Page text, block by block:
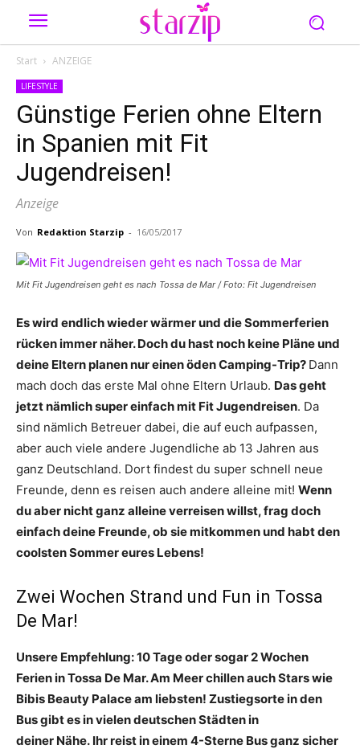
Start ANZEIGE
LIFESTYLE
Günstige Ferien ohne Eltern
in Spanien mit Fit
Jugendreisen!
Anzeige
Von Redaktion Starzip - 16/05/2017
Mit Fit Jugendreisen geht es nach Tossa de Mar / Foto: Fit Jugendreisen
Es wird endlich wieder wärmer und die Sommerferien
rücken immer näher. Doch du hast noch keine Pläne und
deine Eltern planen nur einen öden Camping-Trip? Dann
mach doch das erste Mal ohne Eltern Urlaub. Das geht
jetzt nämlich super einfach mit Fit Jugendreisen. Da
sind nämlich Betreuer dabei, die auf euch aufpassen,
aber auch viele andere Jugendliche ab 13 Jahren aus
ganz Deutschland. Dort findest du super schnell neue
Freunde, denn es reisen auch andere alleine mit! Wenn
du aber nicht ganz alleine verreisen willst, frag doch
einfach deine Freunde, ob sie mitkommen und habt den
coolsten Sommer eures Lebens!
Zwei Wochen Strand und Fun in Tossa
De Mar!
Unsere Empfehlung: 10 Tage oder sogar 2 Wochen
Ferien in Tossa De Mar. Am Meer chillen auch Stars wie
Bibis Beauty Palace am liebsten! Zustiegsorte in den
Bus gibt es in vielen deutschen Städten in
deiner Nähe. Ihr reist in einem 4-Sterne Bus ganz sicher